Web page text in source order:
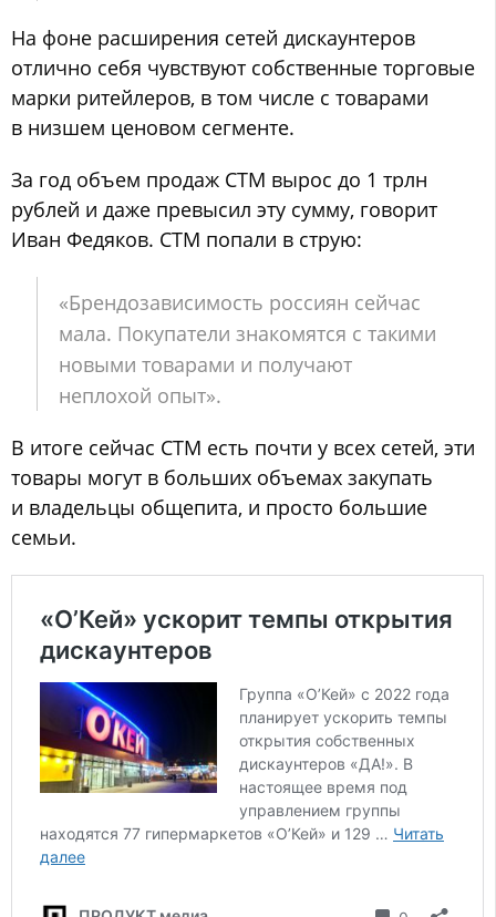
На фоне расширения сетей дискаунтеров
отлично себя чувствуют собственные торговые
марки ритейлеров, в том числе с товарами
в низшем ценовом сегменте.
За год объем продаж СТМ вырос до 1 трлн
рублей и даже превысил эту сумму, говорит
Иван Федяков. СТМ попали в струю:
«Брендозависимость россиян сейчас
мала. Покупатели знакомятся с такими
новыми товарами и получают
неплохой опыт».
В итоге сейчас СТМ есть почти у всех сетей, эти
товары могут в больших объемах закупать
и владельцы общепита, и просто большие
семьи.